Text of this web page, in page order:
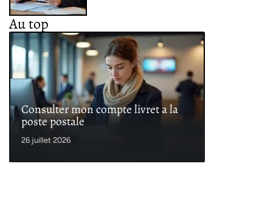
Au top
Consulter mon compte livret a la
poste postale
26 juillet 2026